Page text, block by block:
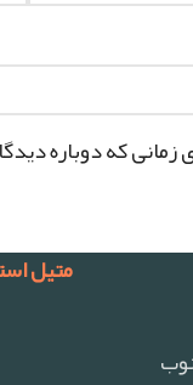
زمانی که دوباره
متیل